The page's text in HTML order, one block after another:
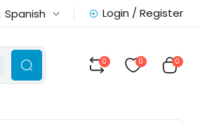
Spanish Login / Register
0 0 0